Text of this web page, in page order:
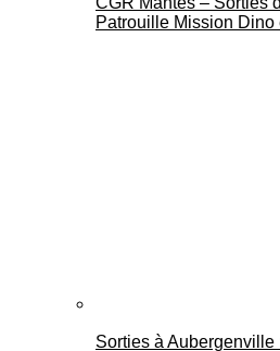
Patrouille Mission Dino
Sorties à Aubergenville